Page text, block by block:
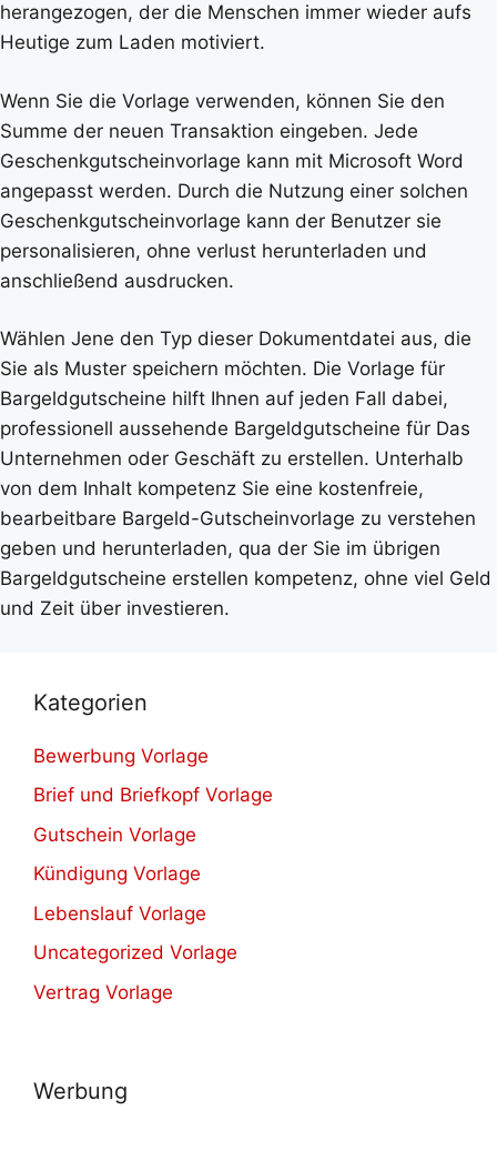
herangezogen, der die Menschen immer wieder aufs
Heutige zum Laden motiviert.
Wenn Sie die Vorlage verwenden, können Sie den
Summe der neuen Transaktion eingeben. Jede
Geschenkgutscheinvorlage kann mit Microsoft Word
angepasst werden. Durch die Nutzung einer solchen
Geschenkgutscheinvorlage kann der Benutzer sie
personalisieren, ohne verlust herunterladen und
anschließend ausdrucken.
Wählen Jene den Typ dieser Dokumentdatei aus, die
Sie als Muster speichern möchten. Die Vorlage für
Bargeldgutscheine hilft Ihnen auf jeden Fall dabei,
professionell aussehende Bargeldgutscheine für Das
Unternehmen oder Geschäft zu erstellen. Unterhalb
von dem Inhalt kompetenz Sie eine kostenfreie,
bearbeitbare Bargeld-Gutscheinvorlage zu verstehen
geben und herunterladen, qua der Sie im übrigen
Bargeldgutscheine erstellen kompetenz, ohne viel Geld
und Zeit über investieren.
Kategorien
Bewerbung Vorlage
Brief und Briefkopf Vorlage
Gutschein Vorlage
Kündigung Vorlage
Lebenslauf Vorlage
Uncategorized Vorlage
Vertrag Vorlage
Werbung